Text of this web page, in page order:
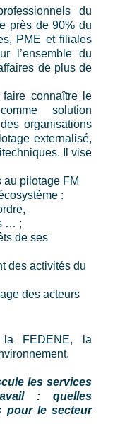
du
près de 90% du
PME et filiales
l’ensemble du
de plus de
connaître le
solution
organisations
externalisé,
Il vise
au pilotage FM
:
… ;
de ses
des activités du
des acteurs
FEDENE, la
les services
: quelles
pour le secteur